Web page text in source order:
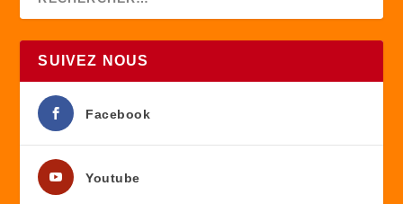
SUIVEZ NOUS
Facebook
Youtube